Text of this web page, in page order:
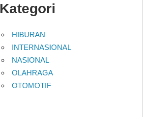
Kategori
HIBURAN
INTERNASIONAL
NASIONAL
OLAHRAGA
OTOMOTIF